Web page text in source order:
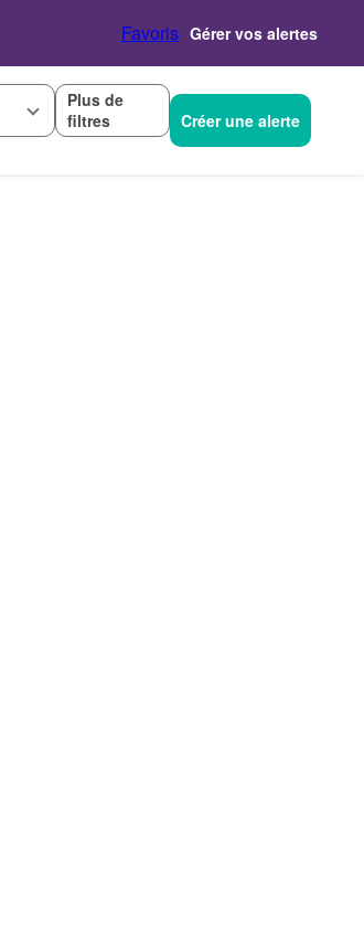
Favoris Gérer vos alertes
Plus de
filtres
Créer une alerte